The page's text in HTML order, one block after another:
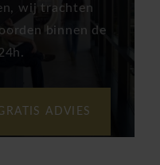
wij trachten
binnen de
ADVIES